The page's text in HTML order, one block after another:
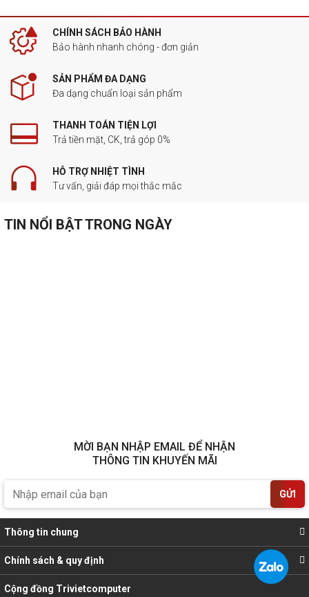
CHÍNH SÁCH BẢO HÀNH
Bảo hành nhanh chóng - đơn giản
SẢN PHẨM ĐA DẠNG
Đa dạng chuẩn loại sản phẩm
THANH TOÁN TIỆN LỢI
Trả tiền mặt, CK, trả góp 0%
HỖ TRỢ NHIỆT TÌNH
Tư vấn, giải đáp mọi thắc mắc
TIN NỔI BẬT TRONG NGÀY
MỜI BẠN NHẬP EMAIL ĐỂ NHẬN
THÔNG TIN KHUYẾN MÃI
GỬI
Thông tin chung
Chính sách & quy định
Cộng đồng Trivietcomputer